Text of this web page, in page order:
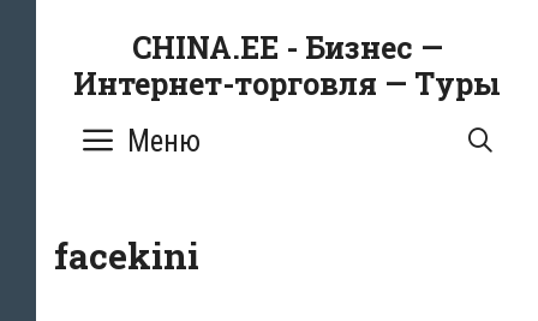
содержимому
CHINA.EE - Бизнес —
Интернет-торговля — Туры
Меню
facekini